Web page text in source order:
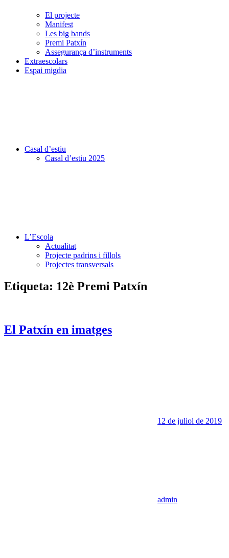
El projecte
Manifest
Les big bands
Premi Patxín
Assegurança d’instruments
Extraescolars
Espai migdia
Casal d’estiu
Casal d’estiu 2025
L’Escola
Actualitat
Projecte padrins i fillols
Projectes transversals
Etiqueta: 12è Premi Patxín
El Patxín en imatges
12 de juliol de 2019
admin